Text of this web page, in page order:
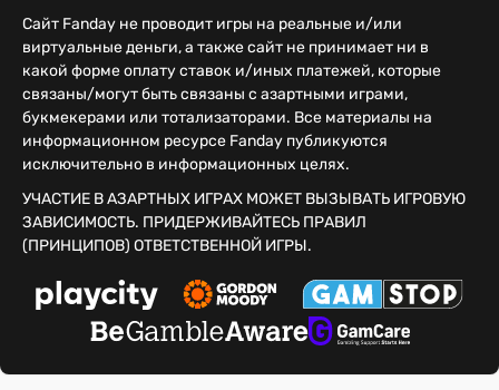
Сайт Fanday не проводит игры на реальные и/или
виртуальные деньги, а также сайт не принимает ни в
какой форме оплату ставок и/иных платежей, которые
связаны/могут быть связаны с азартными играми,
букмекерами или тотализаторами. Все материалы на
информационном ресурсе Fanday публикуются
исключительно в информационных целях.
УЧАСТИЕ В АЗАРТНЫХ ИГРАХ МОЖЕТ ВЫЗЫВАТЬ ИГРОВУЮ
ЗАВИСИМОСТЬ. ПРИДЕРЖИВАЙТЕСЬ ПРАВИЛ
(ПРИНЦИПОВ) ОТВЕТСТВЕННОЙ ИГРЫ.